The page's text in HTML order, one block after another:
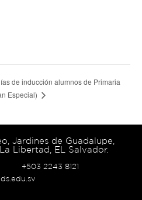
de inducción alumnos de Primaria
Especial)
Jardines de Guadalupe,
Libertad, EL Salvador.
+503 2243 8121